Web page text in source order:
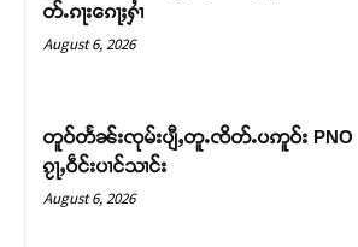
တ်ႉၵႃးၵေႃႈႁၢႆ
August 6, 2026
တူဝ်တႅၼ်းၸုမ်းပျီႇတူႉၸိတ်ႉပဢူဝ်း PNO
ၵႂႃႇဝဵင်းပၢင်သၢင်း
August 6, 2026